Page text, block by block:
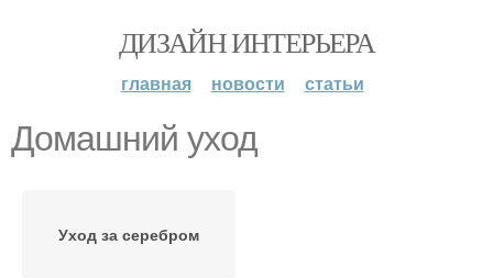
ДИЗАЙН ИНТЕРЬЕРА
главная новости статьи
Домашний уход
Уход за серебром